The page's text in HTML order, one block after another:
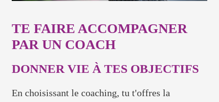
TE FAIRE ACCOMPAGNER
PAR UN COACH
DONNER VIE À TES OBJECTIFS
En choisissant le coaching, tu t'offres la